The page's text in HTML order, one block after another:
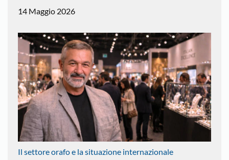
14 Maggio 2026
Il settore orafo e la situazione internazionale